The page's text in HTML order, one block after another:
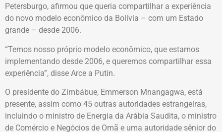
Petersburgo, afirmou que queria compartilhar a experiência
do novo modelo econômico da Bolívia – com um Estado
grande – desde 2006.
“Temos nosso próprio modelo econômico, que estamos
implementando desde 2006, e queremos compartilhar essa
experiência”, disse Arce a Putin.
O presidente do Zimbábue, Emmerson Mnangagwa, está
presente, assim como 45 outras autoridades estrangeiras,
incluindo o ministro de Energia da Arábia Saudita, o ministro
de Comércio e Negócios de Omã e uma autoridade sênior do